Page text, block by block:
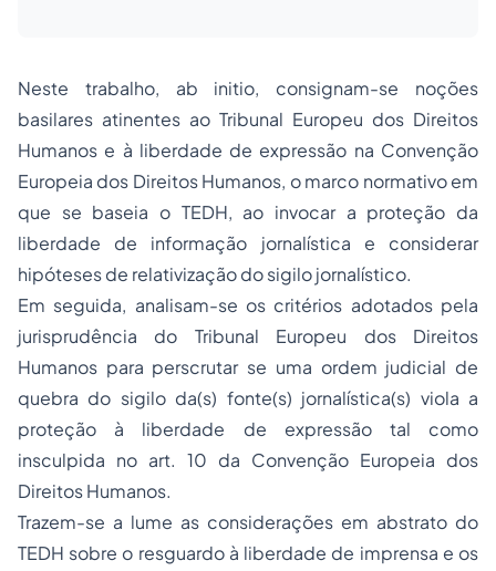
Neste trabalho, ab initio, consignam-se noções
basilares atinentes ao Tribunal Europeu dos Direitos
Humanos e à liberdade de expressão na Convenção
Europeia dos Direitos Humanos, o marco normativo em
que se baseia o TEDH, ao invocar a proteção da
liberdade de informação jornalística e considerar
hipóteses de relativização do sigilo jornalístico.
Em seguida, analisam-se os critérios adotados pela
jurisprudência do Tribunal Europeu dos Direitos
Humanos para perscrutar se uma ordem judicial de
quebra do sigilo da(s) fonte(s) jornalística(s) viola a
proteção à liberdade de expressão tal como
insculpida no art. 10 da Convenção Europeia dos
Direitos Humanos.
Trazem-se a lume as considerações em abstrato do
TEDH sobre o resguardo à liberdade de imprensa e os